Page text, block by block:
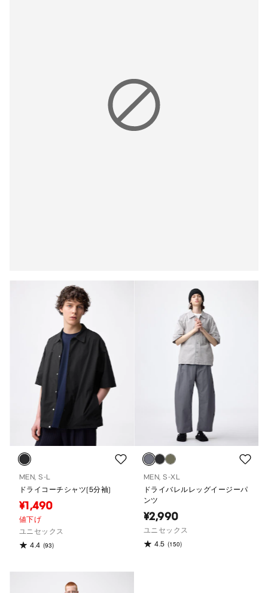
MEN, S-L
ドライコーチシャツ(5分袖)
¥1,490
値下げ
ユニセックス
4.4 (93)
MEN, S-XL
ドライバレルレッグイージーパ
ンツ
¥2,990
ユニセックス
4.5 (150)